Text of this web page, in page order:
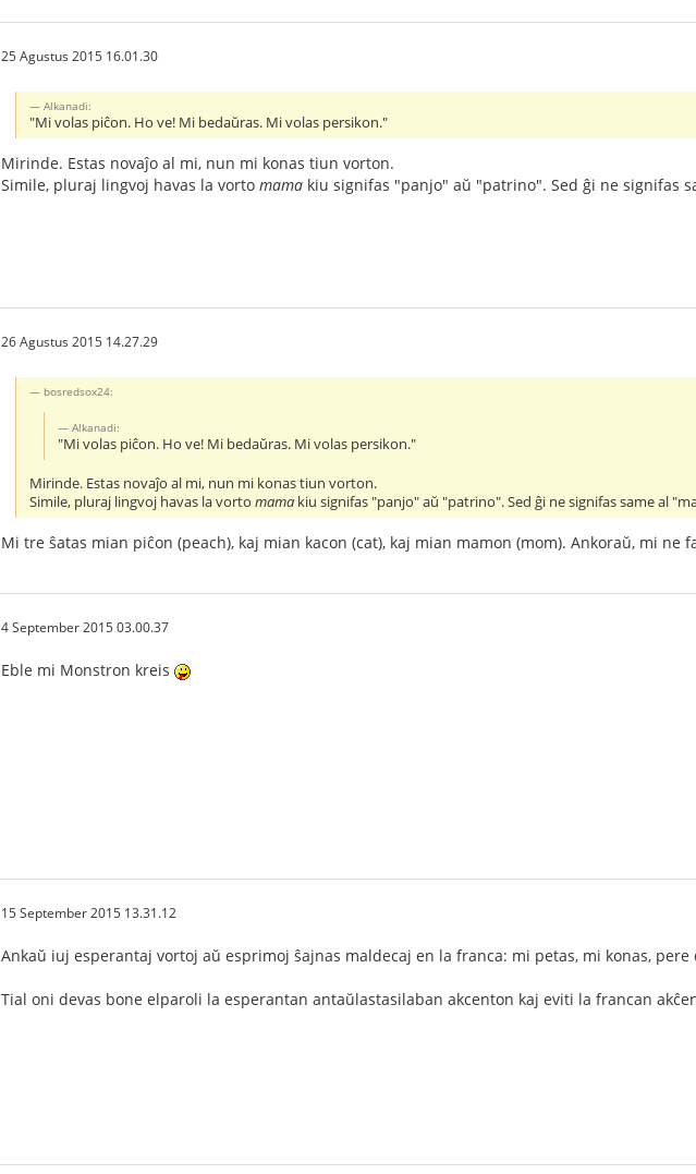
25 Agustus 2015 16.01.30
Alkanadi:
"Mi volas piĉon. Ho ve! Mi bedaŭras. Mi volas persikon."
Mirinde. Estas novaĵo al mi, nun mi konas tiun vorton.
Simile, pluraj lingvoj havas la vorto mama kiu signifas "panjo" aŭ "patrino". Sed ĝi ne signifas
26 Agustus 2015 14.27.29
bosredsox24:
Alkanadi:
"Mi volas piĉon. Ho ve! Mi bedaŭras. Mi volas persikon."
Mirinde. Estas novaĵo al mi, nun mi konas tiun vorton.
Simile, pluraj lingvoj havas la vortomama kiu signifas "panjo" aŭ "patrino". Sed ĝi ne signifas same al
Mi tre ŝatas mian piĉon (peach), kaj mian kacon (cat), kaj mian mamon (mom). Ankoraŭ, mi ne
4 September 2015 03.00.37
Eble mi Monstron kreis
15 September 2015 13.31.12
Ankaŭ iuj esperantaj vortoj aŭ esprimoj ŝajnas maldecaj en la franca: mi petas, mi konas, pere
Tial oni devas bone elparoli la esperantan antaŭlastasilaban akcenton kaj eviti la francan